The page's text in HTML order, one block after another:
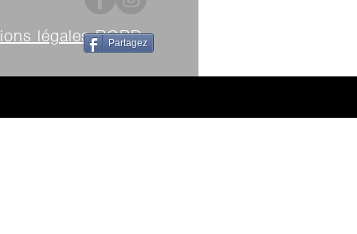
légales RGPD
Partagez